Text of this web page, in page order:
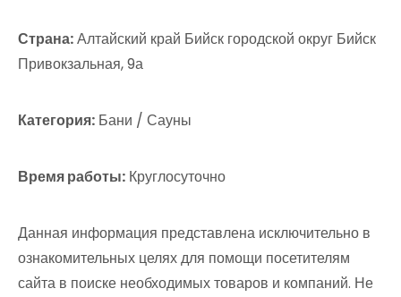
Страна:Алтайский край Бийск городской округ Бийск
Привокзальная, 9а
Категория: Бани / Сауны
Время работы: Круглосуточно
Данная информация представлена исключительно в
ознакомительных целях для помощи посетителям
сайта в поиске необходимых товаров и компаний. Не